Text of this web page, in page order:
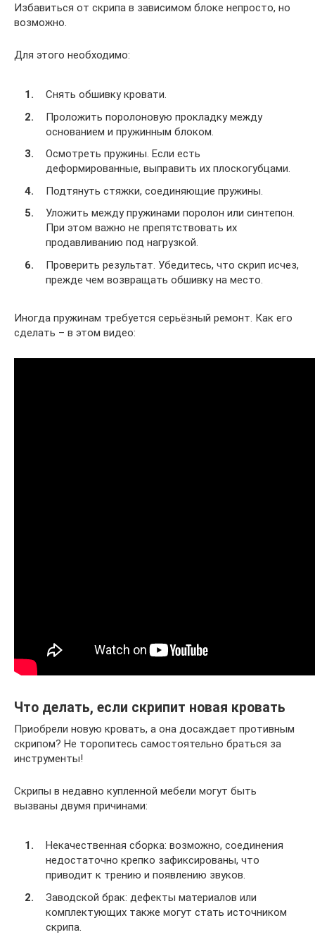
Избавиться от скрипа в зависимом блоке непросто, но
возможно.
Для этого необходимо:
Снять обшивку кровати.
Проложить поролоновую прокладку между
основанием и пружинным блоком.
Осмотреть пружины. Если есть
деформированные, выправить их плоскогубцами.
Подтянуть стяжки, соединяющие пружины.
Уложить между пружинами поролон или синтепон.
При этом важно не препятствовать их
продавливанию под нагрузкой.
Проверить результат. Убедитесь, что скрип исчез,
прежде чем возвращать обшивку на место.
Иногда пружинам требуется серьёзный ремонт. Как его
сделать – в этом видео:
Что делать, если скрипит новая кровать
Приобрели новую кровать, а она досаждает противным
скрипом? Не торопитесь самостоятельно браться за
инструменты!
Скрипы в недавно купленной мебели могут быть
вызваны двумя причинами:
Некачественная сборка: возможно, соединения
недостаточно крепко зафиксированы, что
приводит к трению и появлению звуков.
Заводской брак: дефекты материалов или
комплектующих также могут стать источником
скрипа.